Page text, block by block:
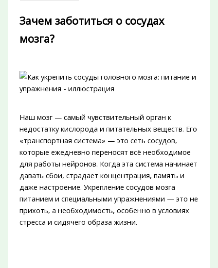
Зачем заботиться о сосудах
мозга?
Наш мозг — самый чувствительный орган к
недостатку кислорода и питательных веществ. Его
«транспортная система» — это сеть сосудов,
которые ежедневно переносят всё необходимое
для работы нейронов. Когда эта система начинает
давать сбои, страдает концентрация, память и
даже настроение. Укрепление сосудов мозга
питанием и специальными упражнениями — это не
прихоть, а необходимость, особенно в условиях
стресса и сидячего образа жизни.